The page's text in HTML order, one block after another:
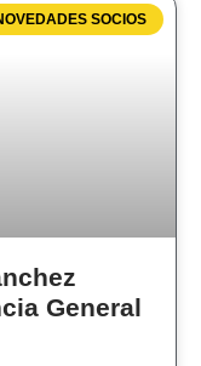
SOCIOS
General